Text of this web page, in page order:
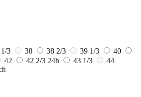
3 38 38 2/3 39 1/3
40
42 42 2/3 24h 43 1/3
44